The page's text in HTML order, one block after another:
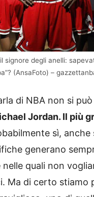
signore degli anelli:
(AnsaFoto) –
di NBA non si
Jordan. Il più
sì, anche
generano
quali non
Ma di certo stiamo